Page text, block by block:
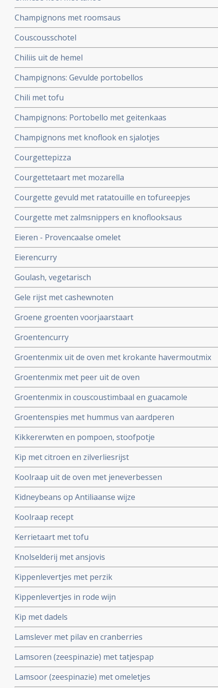
Champignons met roomsaus
Couscousschotel
Chiliis uit de hemel
Champignons: Gevulde portobellos
Chili met tofu
Champignons: Portobello met geitenkaas
Champignons met knoflook en sjalotjes
Courgettepizza
Courgettetaart met mozarella
Courgette gevuld met ratatouille en tofureepjes
Courgette met zalmsnippers en knoflooksaus
Eieren - Provencaalse omelet
Eierencurry
Goulash, vegetarisch
Gele rijst met cashewnoten
Groene groenten voorjaarstaart
Groentencurry
Groentenmix uit de oven met krokante havermoutmix
Groentenmix met peer uit de oven
Groentenmix in couscoustimbaal en guacamole
Groentenspies met hummus van aardperen
Kikkererwten en pompoen, stoofpotje
Kip met citroen en zilverliesrijst
Koolraap uit de oven met jeneverbessen
Kidneybeans op Antiliaanse wijze
Koolraap recept
Kerrietaart met tofu
Knolselderij met ansjovis
Kippenlevertjes met perzik
Kippenlevertjes in rode wijn
Kip met dadels
Lamslever met pilav en cranberries
Lamsoren (zeespinazie) met tatjespap
Lamsoor (zeespinazie) met omeletjes